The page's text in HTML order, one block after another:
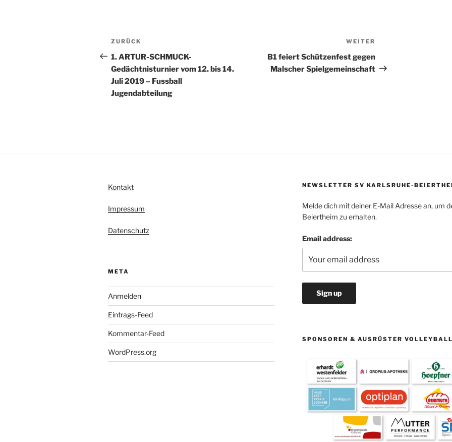
e
r
n
a
t
Beitragsnavigation
Vorheriger
Beitrag
ZURÜCK
1. ARTUR-SCHMUCK-
Gedächtnisturnier vom 12. bis 14.
Juli 2019 – Fussball
Jugendabteilung
Beitrag
WEITER
B1 feiert Schützenfest gegen
Malscher Spielgemeinschaft
Kontakt
Impressum
Datenschutz
META
Anmelden
Eintrags-Feed
Kommentar-Feed
WordPress.org
NEWSLETTER SV KARLSRUHE-
Melde dich mit deiner E-Mail Adresse an, um
Beiertheim zu erhalten.
Email address:
SPONSOREN & AUSRÜSTER